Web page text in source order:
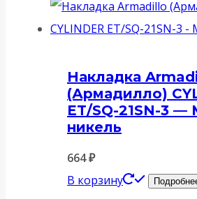
Накладка
(Армадилло)
ET/SQ-21SN-3
никель
664₽
В корзину